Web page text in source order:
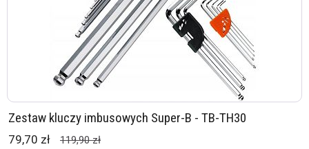
Zestaw kluczy imbusowych Super-B - TB-TH30
79,70 zł 119,90 zł